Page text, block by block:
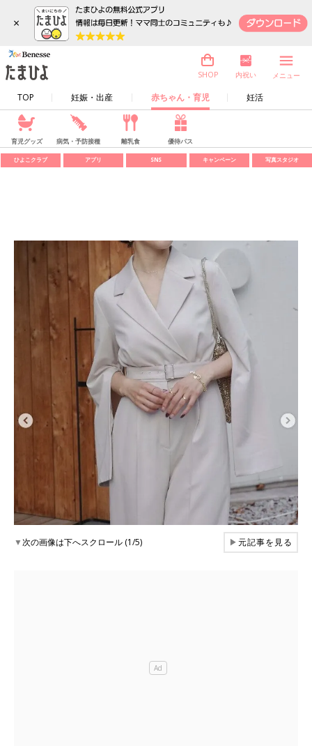
×
TOP 妊娠・出産 赤ちゃん・育児 妊活
SHOP 内祝い メニュー
育児グッズ 病気・予防接種 離乳食 優待パス
ひよこクラブ アプリ SNS キャンペーン 写真スタジオ
▼次の画像は下へスクロール (1/5) ▶元記事を見る